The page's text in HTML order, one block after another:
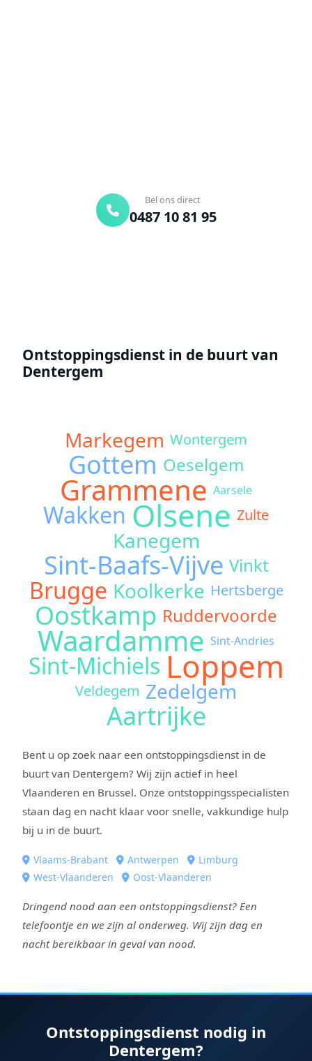
Bel ons direct
0487 10 81 95
Ontstoppingsdienst in de buurt van
Dentergem
Markegem Wontergem
Gottem Oeselgem
Grammene Aarsele
Wakken Olsene Zulte
Kanegem
Sint-Baafs-Vijve Vinkt
Brugge Koolkerke Hertsberge
Oostkamp Ruddervoorde
Waardamme Sint-Andries
Sint-MichielsLoppem
Veldegem Zedelgem
Aartrijke
Bent u op zoek naar een ontstoppingsdienst in de
buurt van Dentergem? Wij zijn actief in heel
Vlaanderen en Brussel. Onze ontstoppingsspecialisten
staan dag en nacht klaar voor snelle, vakkundige hulp
bij u in de buurt.
Vlaams-Brabant Antwerpen
Limburg
West-Vlaanderen
Oost-Vlaanderen
Dringend nood aan een ontstoppingsdienst? Een
telefoontje en we zijn al onderweg. Wij zijn dag en
nacht bereikbaar in geval van nood.
Ontstoppingsdienst nodig in
Dentergem?